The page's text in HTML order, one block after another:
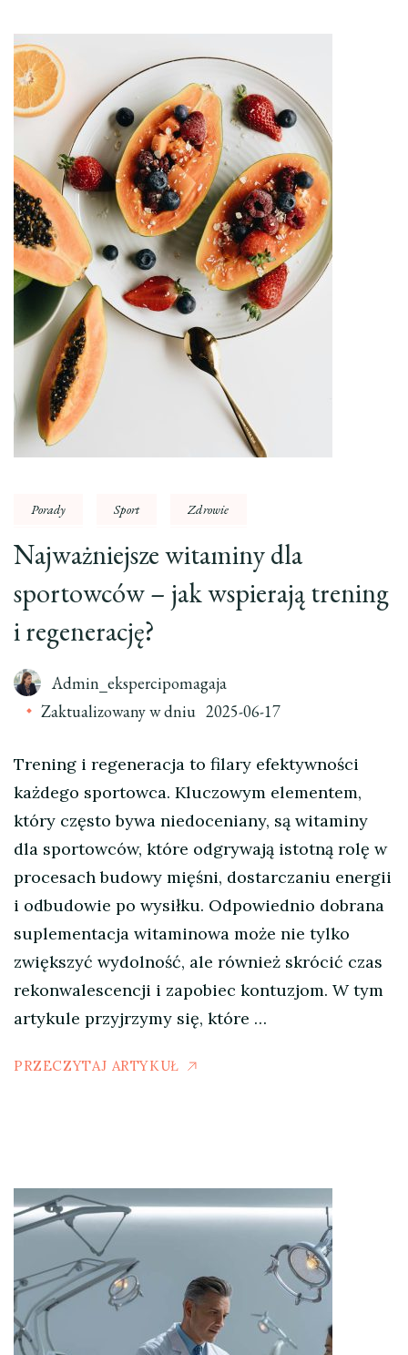
Porady Sport Zdrowie
Najważniejsze witaminy dla
sportowców – jak wspierają trening
i regenerację?
Admin_ekspercipomagaja
Zaktualizowany w dniu 2025-06-17
Trening i regeneracja to filary efektywności
każdego sportowca. Kluczowym elementem,
który często bywa niedoceniany, są witaminy
dla sportowców, które odgrywają istotną rolę w
procesach budowy mięśni, dostarczaniu energii
i odbudowie po wysiłku. Odpowiednio dobrana
suplementacja witaminowa może nie tylko
zwiększyć wydolność, ale również skrócić czas
rekonwalescencji i zapobiec kontuzjom. W tym
artykule przyjrzymy się, które …
PRZECZYTAJ ARTYKUŁ